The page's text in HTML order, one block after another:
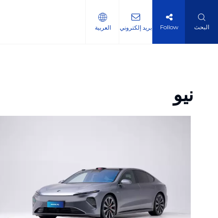
العربية بريد إلكتروني Follow البحث
نيو